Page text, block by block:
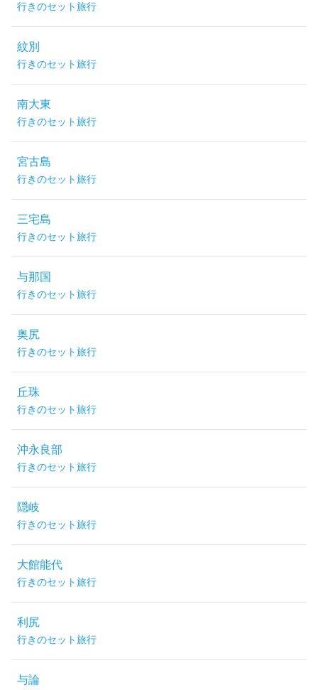
行きのセット旅行
紋別
行きのセット旅行
南大東
行きのセット旅行
宮古島
行きのセット旅行
三宅島
行きのセット旅行
与那国
行きのセット旅行
奥尻
行きのセット旅行
丘珠
行きのセット旅行
沖永良部
行きのセット旅行
隠岐
行きのセット旅行
大館能代
行きのセット旅行
利尻
行きのセット旅行
与論